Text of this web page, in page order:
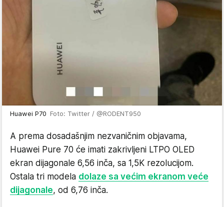
Huawei P70 Foto: Twitter / @RODENT950
A prema dosadašnjim nezvaničnim objavama,
Huawei Pure 70 će imati zakrivljeni LTPO OLED
ekran dijagonale 6,56 inča, sa 1,5K rezolucijom.
Ostala tri modela dolaze sa većim ekranom veće
dijagonale, od 6,76 inča.